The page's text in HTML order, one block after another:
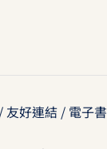
/ 友好連結 / 電子